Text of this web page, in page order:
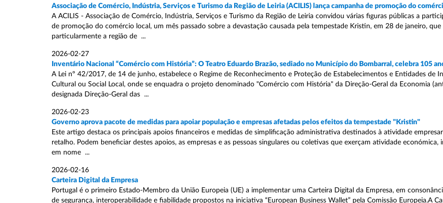
Associação de Comércio, Indústria, Serviços e Turismo da Região de Leiria (ACILIS) lança campanha de promoção do
A ACILIS - Associação de Comércio, Indústria, Serviços e Turismo da Região de Leiria convidou várias figuras públicas a
de promoção do comércio local, um mês passado sobre a devastação causada pela tempestade Kristin, em 28 de janeiro, que
particularmente a região de ...
2026-02-27
Inventário Nacional “Comércio com História”: O Teatro Eduardo Brazão, sediado no Município do Bombarral, celebra 105
A Lei nº 42/2017, de 14 de junho, estabelece o Regime de Reconhecimento e Proteção de Estabelecimentos e Entidades de
Cultural ou Social Local, onde se enquadra o projeto denominado "Comércio com História" da Direção-Geral da Economia
designada Direção-Geral das ...
2026-02-23
Governo aprova pacote de medidas para apoiar população e empresas afetadas pelos efeitos da tempestade "Kristin"
Este artigo destaca os principais apoios financeiros e medidas de simplificação administrativa destinados à atividade
retalho. Podem beneficiar destes apoios, as empresas e as pessoas singulares ou coletivas que exerçam atividade económica,
em nome ...
2026-02-16
Carteira Digital da Empresa
Portugal é o primeiro Estado-Membro da União Europeia (UE) a implementar uma Carteira Digital da Empresa, em
de segurança, interoperabilidade e fiabilidade propostos na iniciativa “European Business Wallet” pela Comissão Europeia.A